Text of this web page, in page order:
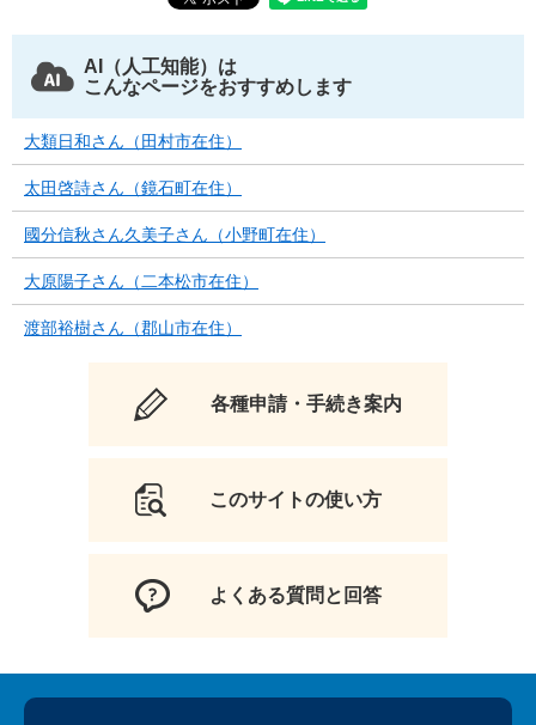
AI（人工知能）は
こんなページをおすすめします
大類日和さん（田村市在住）
太田啓詩さん（鏡石町在住）
國分信秋さん久美子さん（小野町在住）
大原陽子さん（二本松市在住）
渡部裕樹さん（郡山市在住）
各種申請・手続き案内
このサイトの使い方
よくある質問と回答